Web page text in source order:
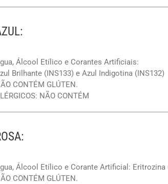
Álcool Etílico e Corantes Artificiais:
Brilhante (INS133) e Azul Indigotina (INS132)
CONTÉM GLÚTEN.
NÃO CONTÉM
Álcool Etílico e Corante Artificial: Eritrozina
CONTÉM GLÚTEN.